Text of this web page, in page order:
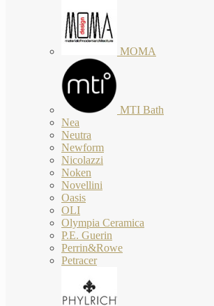
MOMA
MTI Bath
Nea
Neutra
Newform
Nicolazzi
Noken
Novellini
Oasis
OLI
Olympia Ceramica
P.E. Guerin
Perrin&Rowe
Petracer